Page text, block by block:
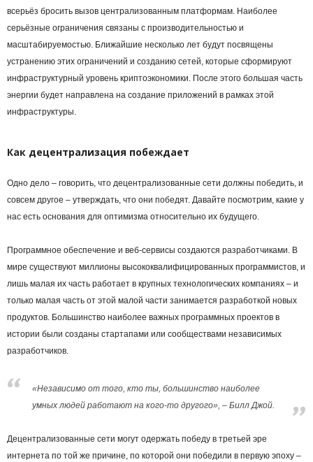
всерьёз бросить вызов централизованным платформам. Наиболее
серьёзные ограничения связаны с производительностью и
масштабируемостью. Ближайшие несколько лет будут посвящены
устранению этих ограничений и созданию сетей, которые сформируют
инфраструктурный уровень криптоэкономики. После этого большая часть
энергии будет направлена на создание приложений в рамках этой
инфраструктуры.
Как децентрализация побеждает
Одно дело – говорить, что децентрализованные сети должны победить, и
совсем другое – утверждать, что они победят. Давайте посмотрим, какие у
нас есть основания для оптимизма относительно их будущего.
Программное обеспечение и веб-сервисы создаются разработчиками. В
мире существуют миллионы высококвалифицированных программистов, и
лишь малая их часть работает в крупных технологических компаниях – и
только малая часть от этой малой части занимается разработкой новых
продуктов. Большинство наиболее важных программных проектов в
истории были созданы стартапами или сообществами независимых
разработчиков.
«Независимо от того, кто ты, большинство наиболее
умных людей работают на кого-то другого», – Билл Джой.
Децентрализованные сети могут одержать победу в третьей эре
интернета по той же причине, по которой они победили в первую эпоху –